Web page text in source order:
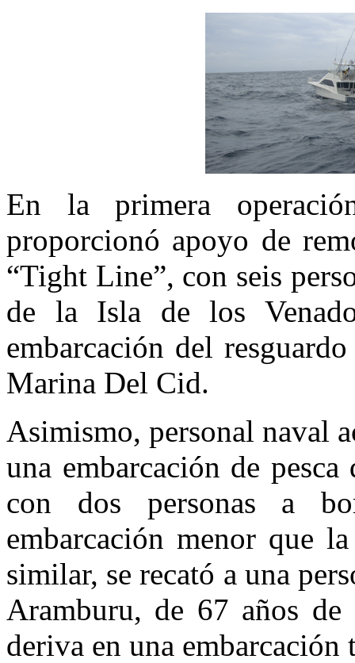
En la primera
proporcionó apoyo de
“Tight Line”, con seis
de la Isla de los
embarcación del
Marina Del Cid.
Asimismo, personal naval
una embarcación de
con dos personas a
embarcación menor que
similar, se recató a una
Aramburu, de 67 años
deriva en una